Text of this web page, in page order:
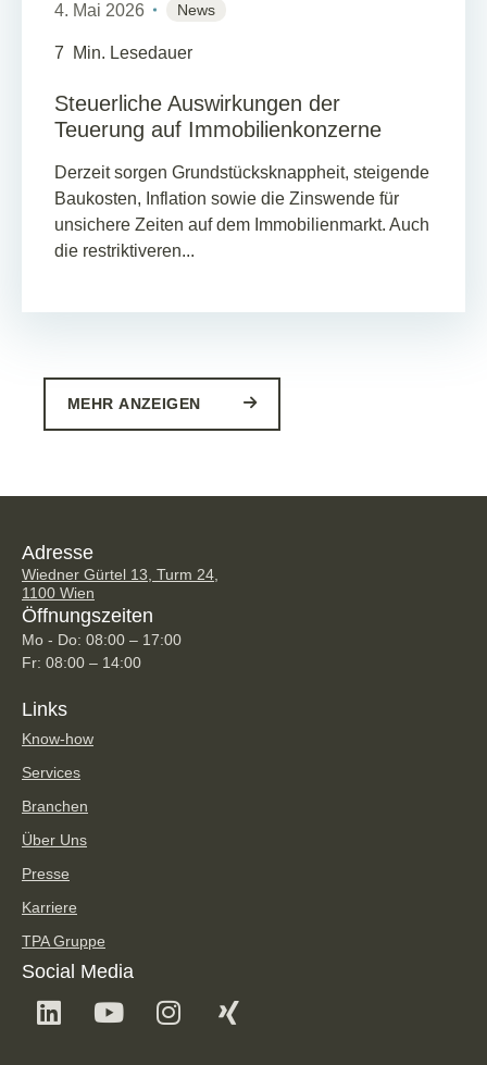
4. Mai 2026 News
7 Min. Lesedauer
Steuerliche Auswirkungen der
Teuerung auf Immobilienkonzerne
Derzeit sorgen Grundstücksknappheit, steigende
Baukosten, Inflation sowie die Zinswende für
unsichere Zeiten auf dem Immobilienmarkt. Auch
die restriktiveren...
MEHR ANZEIGEN
Adresse
Wiedner Gürtel 13, Turm 24,
1100 Wien
Öffnungszeiten
Mo - Do: 08:00 – 17:00
Fr: 08:00 – 14:00
Links
Know-how
Services
Branchen
Über Uns
Presse
Karriere
TPA Gruppe
Social Media